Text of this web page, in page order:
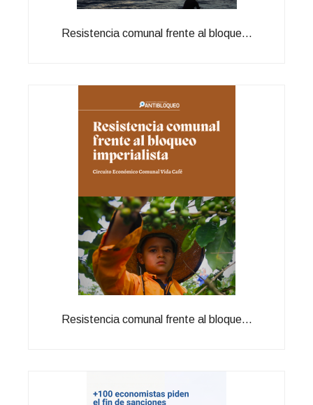
Resistencia comunal frente al bloque...
Resistencia comunal frente al bloque...